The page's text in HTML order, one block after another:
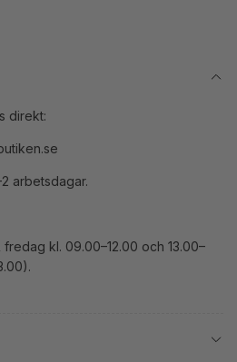
direkt:
arbetsdagar.
kl. 09.00–12.00 och 13.00–